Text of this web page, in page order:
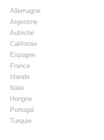
Allemagne
Argentine
Autriche
Californie
Espagne
France
Irlande
Italie
Hongrie
Portugal
Turquie